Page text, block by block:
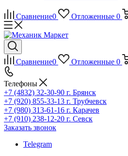
Сравнение0 Отложенные 0
Сравнение0 Отложенные 0
Телефоны
+7 (4832) 32-30-90 г. Брянск
+7 (920) 855-33-13 г. Трубчевск
+7 (980) 313-61-16 г. Карачев
+7 (910) 238-12-20 г. Севск
Заказать звонок
Telegram